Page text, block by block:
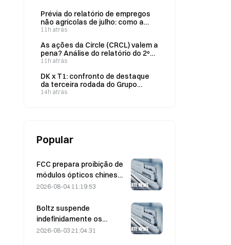
Prévia do relatório de empregos
não agrícolas de julho: como a
queda pela metade na criação de
trajetória do dólar, dos Treasuries
dos EUA, do ouro e do Bitcoin?
11h atrás
As ações da Circle (CRCL) valem a
pena? Análise do relatório do 2º
trimestre: o crescimento de 151%
chain da USDC e o ecossistema
Arc podem impulsionar uma
reavaliação da empresa no longo
11h atrás
DK x T1: confronto de destaque
da terceira rodada do Grupo
Lendário da LCK. O mercado de
14h atrás
Popular
FCC prepara proibição de
módulos ópticos chineses
para data centers;
da Xinyuan sofre impacto
de 27%
2026-08-04 11:19:53
Boltz suspende
indefinidamente os
serviços de bridge do
2026-08-03 21:04:31